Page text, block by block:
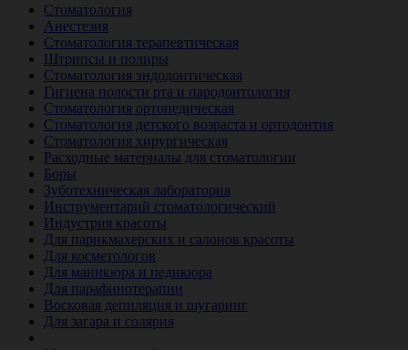
Стоматология
Анестезия
Стоматология терапевтическая
Штрипсы и полиры
Стоматология эндодонтическая
Гигиена полости рта и пародонтология
Стоматология ортопедическая
Стоматология детского возраста и ортодонтия
Стоматология хирургическая
Расходные материалы для стоматологии
Боры
Зуботехническая лаборатория
Инструментарий стоматологический
Индустрия красоты
Для парикмахерских и салонов красоты
Для косметологов
Для маникюра и педикюра
Для парафинотерапии
Восковая депиляция и шугаринг
Для загара и солярия